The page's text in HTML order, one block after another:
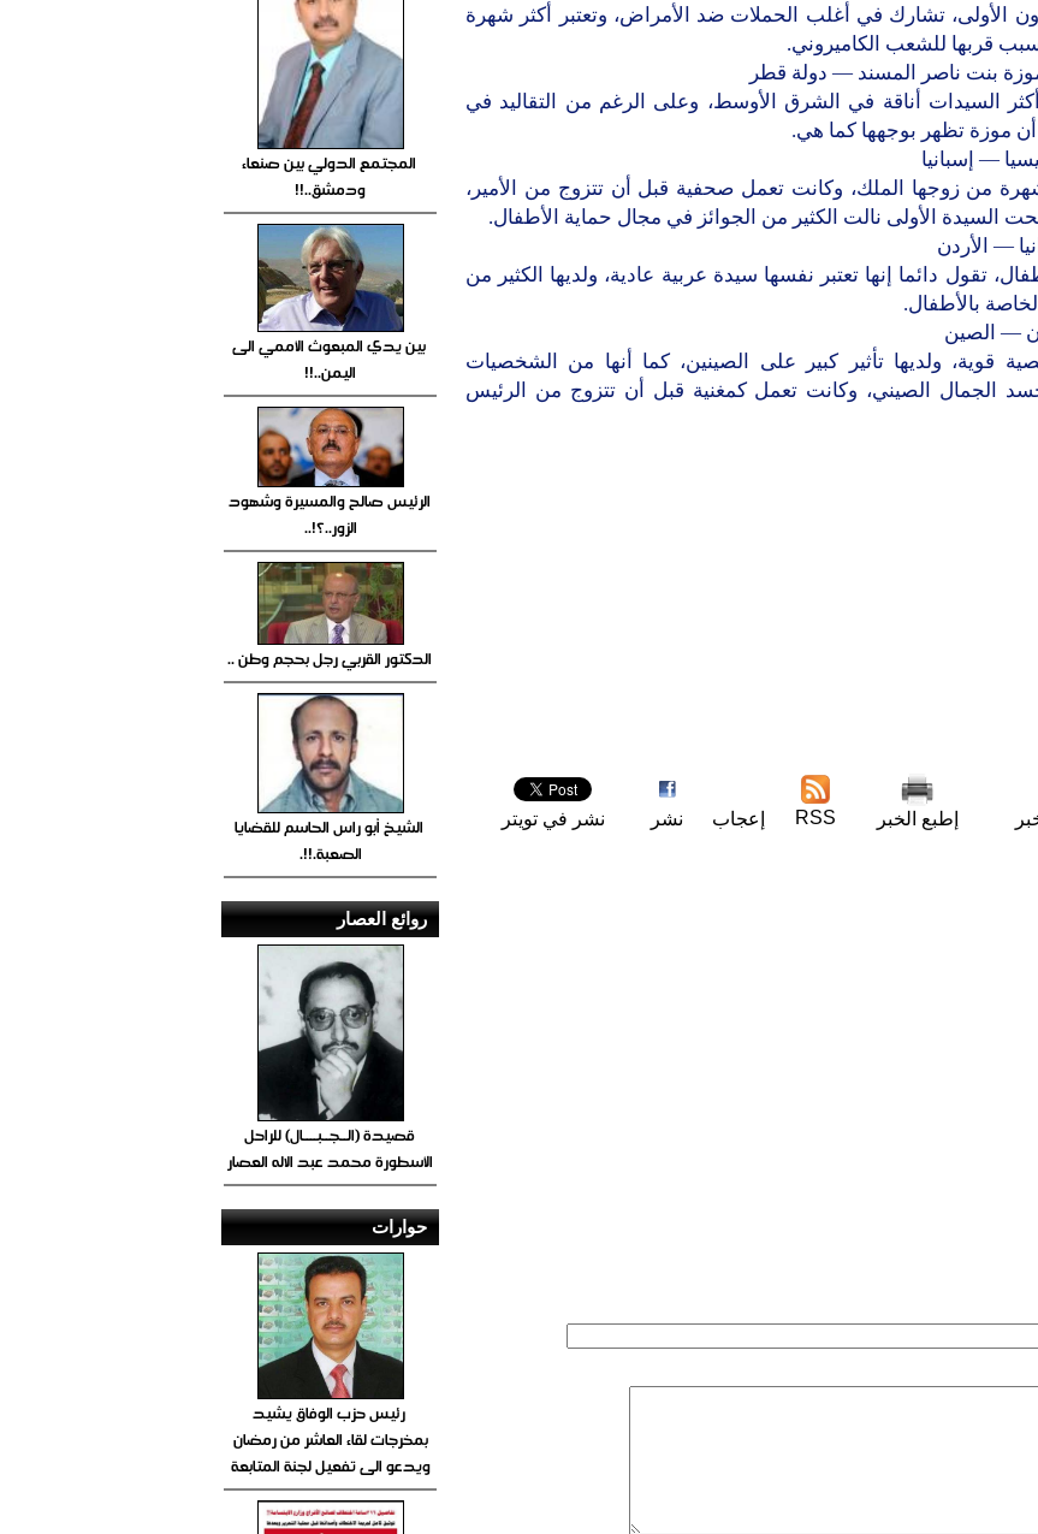
الأولى، تشارك في أغلب الحملات ضد الأمراض، وتعتبر أكثر شهرة
قربها للشعب الكاميروني.
السيدات أناقة في الشرق الأوسط، وعلى الرغم من التقاليد في
أن موزة تظهر بوجهها كما هي.
شهرة من زوجها الملك، وكانت تعمل صحفية قبل أن تتزوج من الأمير،
السيدة الأولى نالت الكثير من الجوائز في مجال حماية الأطفال.
تقول دائما إنها تعتبر نفسها سيدة عربية عادية، ولديها الكثير من
بالأطفال.
قوية، ولديها تأثير كبير على الصينين، كما أنها من الشخصيات
الجمال الصيني، وكانت تعمل كمغنية قبل أن تتزوج من الرئيس
إطبع الخبر RSS إعجاب نشر نشر في تويتر
المجتمع الدولي بين صنعاء
ودمشق..!!
بين يدي المبعوث الأممي الى
اليمن..!!
الرئيس صالح والمسيرة وشهود
الزور..؟!..
الدكتور القربي رجل بحجم وطن ..
الشيخ أبو راس الحاسم للقضايا
الصعبة.!!.
روائع العصار
قصيدة (الــجــبــــال) للراحل
الأسطورة محمد عبد الاله العصار
حوارات
رئيس حزب الوفاق يشيد
بمخرجات لقاء العاشر من رمضان
ويدعو الى تفعيل لجنة المتابعة